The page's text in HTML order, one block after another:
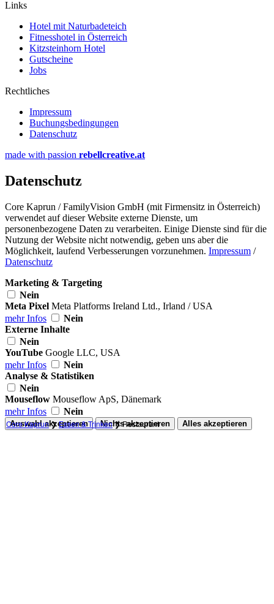
Core Kaprun❯Essen & Trinken❯Restaurant
Links
Hotel mit Naturbadeteich
Fitnesshotel in Österreich
Kitzsteinhorn Hotel
Gutscheine
Jobs
Rechtliches
Impressum
Buchungsbedingungen
Datenschutz
made with passion rebellcreative.at
Datenschutz
Core Kaprun / FamilyVision GmbH (mit Firmensitz in Österreich)
verwendet auf dieser Website externe Dienste, um
personenbezogene Daten zu verarbeiten. Einige Dienste sind für die
Nutzung der Website nicht notwendig, geben uns aber die
Möglichkeit, laufend Verbesserungen vorzunehmen. Impressum /
Datenschutz
Marketing & Targeting
Nein
Meta Pixel Meta Platforms Ireland Ltd., Irland / USA
mehr Infos
Nein
Externe Inhalte
Nein
YouTube Google LLC, USA
mehr Infos
Nein
Analyse & Statistiken
Nein
Mouseflow Mouseflow ApS, Dänemark
mehr Infos
Nein
Auswahl akzeptieren Nichts akzeptieren Alles akzeptieren